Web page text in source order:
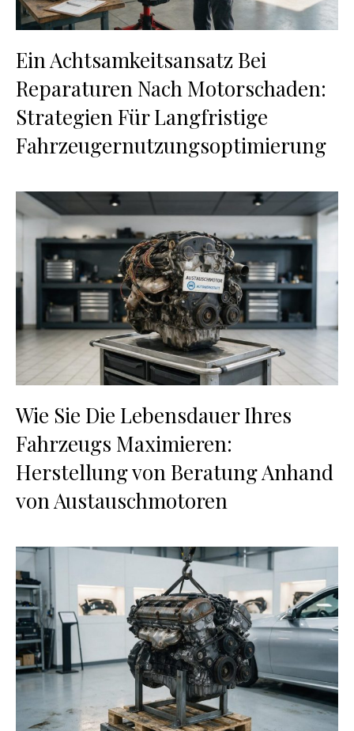
Ein Achtsamkeitsansatz Bei
Reparaturen Nach Motorschaden:
Strategien Für Langfristige
Fahrzeugernutzungsoptimierung
Wie Sie Die Lebensdauer Ihres
Fahrzeugs Maximieren:
Herstellung von Beratung Anhand
von Austauschmotoren